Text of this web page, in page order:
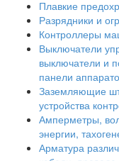
Плавкие
Разрядники и
Контроллеры
Выключатели
выключатели и
панели
Заземляющие
устройства
Амперметры,
энергии,
Арматура